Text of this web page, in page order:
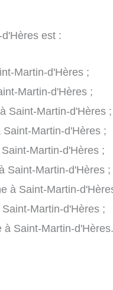
est :
Martin-d'Hères ;
Martin-d'Hères ;
Saint-Martin-d'Hères ;
Saint-Martin-d'Hères ;
Martin-d'Hères ;
Saint-Martin-d'Hères ;
à Saint-Martin-
Martin-d'Hères ;
Saint-Martin-d'Hères.